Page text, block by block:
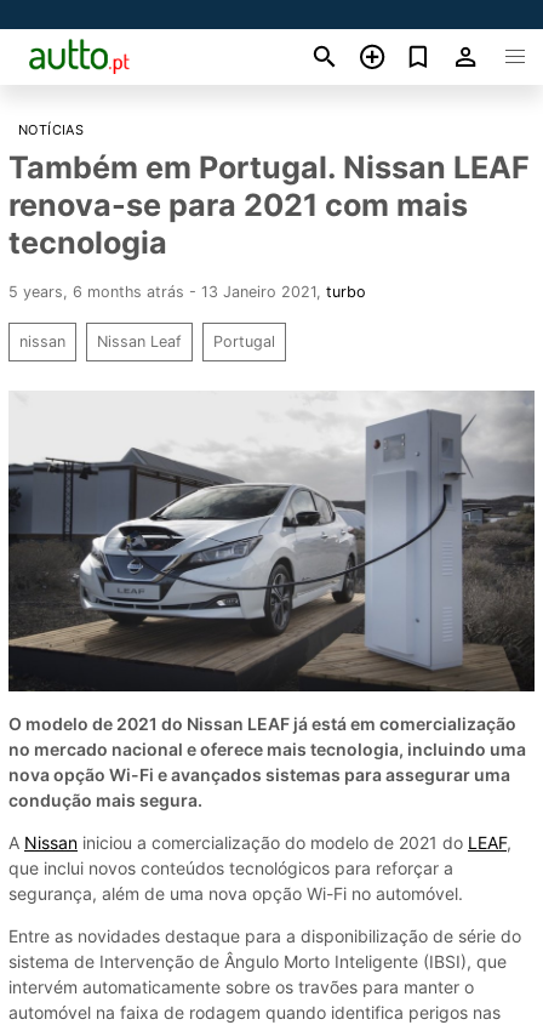
NOTÍCIAS
Também em Portugal. Nissan LEAF
renova-se para 2021 com mais
tecnologia
5 years, 6 months atrás - 13 Janeiro 2021 turbo
nissan Nissan Leaf Portugal
O modelo de 2021 do Nissan LEAF já está em comercialização
no mercado nacional e oferece mais tecnologia, incluindo uma
nova opção Wi-Fi e avançados sistemas para assegurar uma
condução mais segura.
A Nissan iniciou a comercialização do modelo de 2021 do LEAF,
que inclui novos conteúdos tecnológicos para reforçar a
segurança, além de uma nova opção Wi-Fi no automóvel.
Entre as novidades destaque para a disponibilização de série do
sistema de Intervenção de Ângulo Morto Inteligente (IBSI), que
intervém automaticamente sobre os travões para manter o
automóvel na faixa de rodagem quando identifica perigos nas